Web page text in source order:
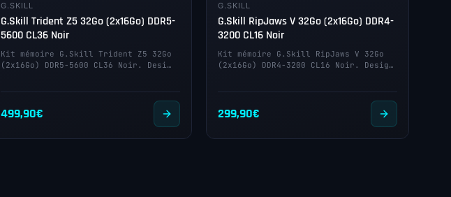
G.SKILL
G.Skill Trident Z5 32Go (2x16Go) DDR5-
5600 CL36 Noir
Kit mémoire G.Skill Trident Z5 32Go
(2x16Go) DDR5-5600 CL36 Noir. Desi…
499,90€
G.SKILL
G.Skill RipJaws V 32Go (2x16Go) DDR4-
3200 CL16 Noir
Kit mémoire G.Skill RipJaws V 32Go
(2x16Go) DDR4-3200 CL16 Noir. Desig…
299,90€